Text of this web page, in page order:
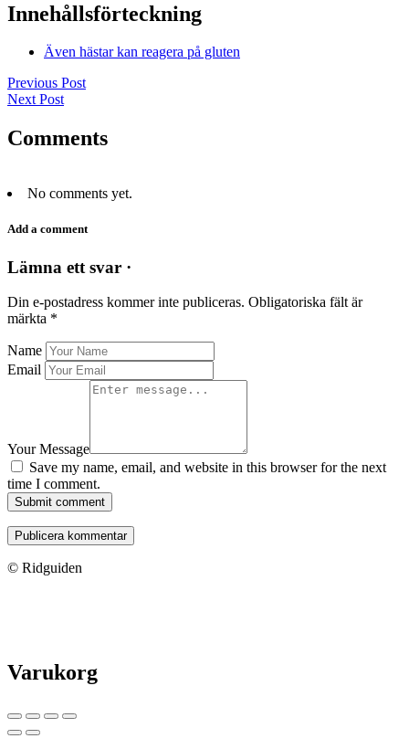
Innehållsförteckning
Även hästar kan reagera på gluten
Previous Post
Next Post
Comments
No comments yet.
Add a comment
Lämna ett svar ·
Din e-postadress kommer inte publiceras. Obligatoriska fält är
märkta *
Name
Email
Your Message
Save my name, email, and website in this browser for the next
time I comment.
Submit comment
© Ridguiden
Varukorg